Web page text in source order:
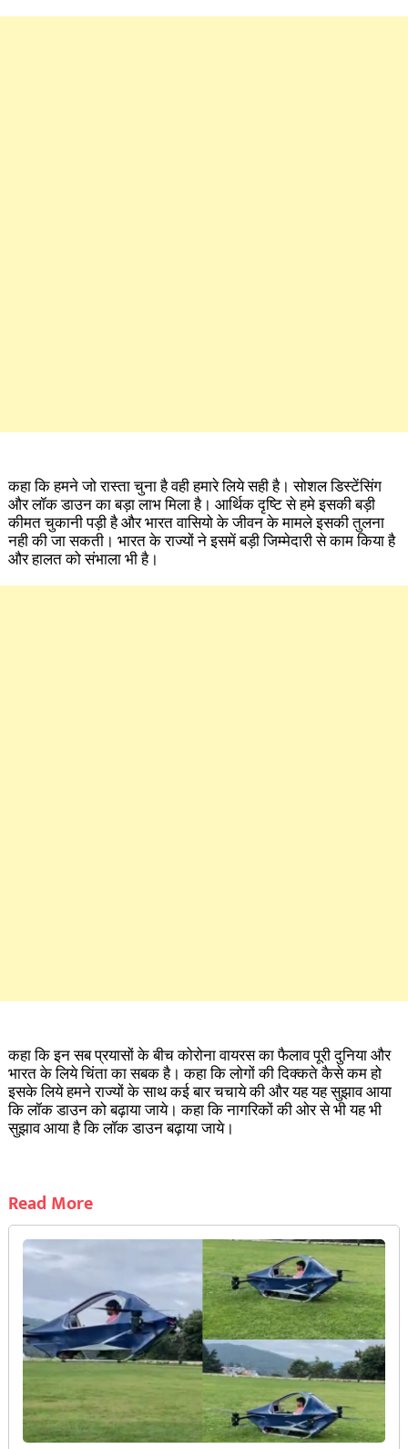
कहा कि हमने जो रास्ता चुना है वही हमारे लिये सही है। सोशल डिस्टेंसिंग
और लॉक डाउन का बड़ा लाभ मिला है। आर्थिक ​दृष्टि से हमे इसकी बड़ी
कीमत चुकानी पड़ी है और भारत वासियो के जीवन के मामले इसकी तुलना
नही की जा सकती। भारत के राज्यों ने इसमें बड़ी जिम्मेदारी से काम किया है
और हालत को संभाला भी है।
कहा कि इन सब प्रयासों के बीच कोरोना वायरस का फैलाव पूरी दुनिया और
भारत के लिये चिंता का सबक है। कहा कि लोगों की दिक्कते कैसे कम हो
इसके लिये हमने राज्यों के साथ कई बार चचाये की और यह यह सुझाव आया
कि लॉक डाउन को बढ़ाया जाये। कहा कि नागरिकों की ओर से भी यह भी
सुझाव आया है कि लॉक डाउन बढ़ाया जाये।
Read More